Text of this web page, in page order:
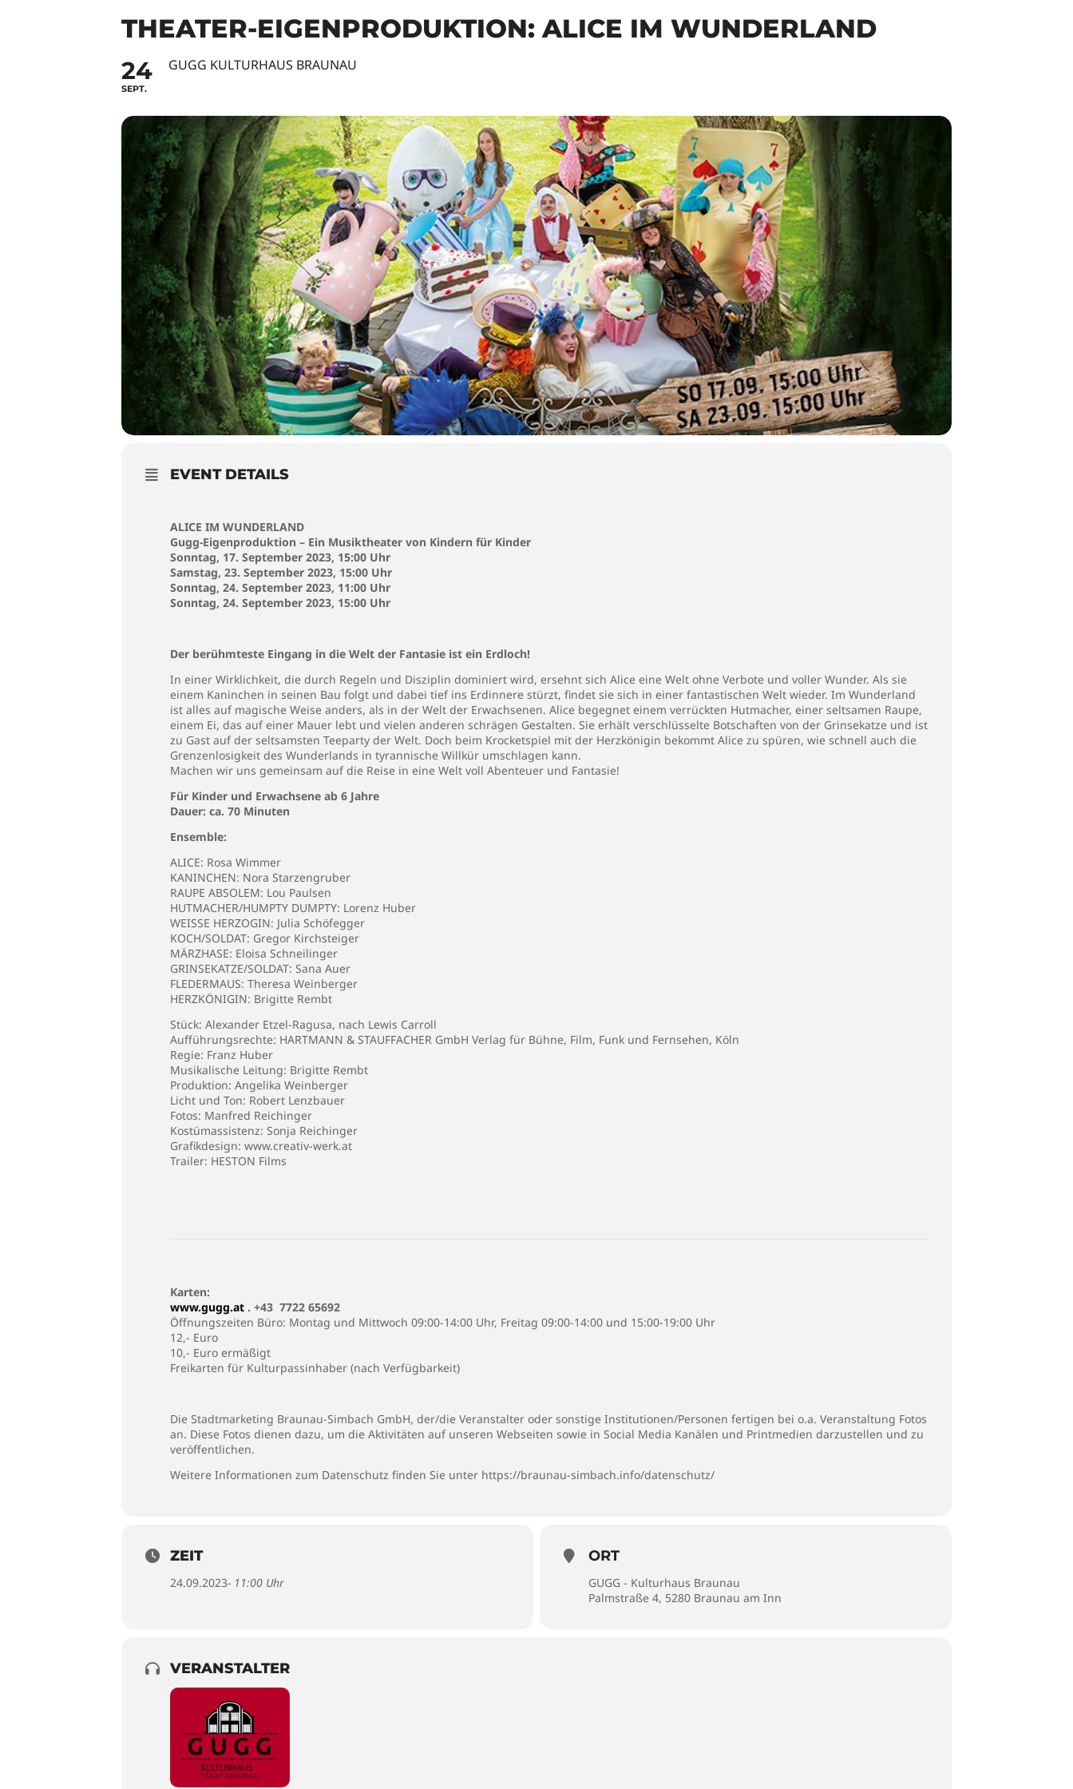
THEATER-EIGENPRODUKTION: ALICE IM WUNDERLAND
24
SEPT.
GUGG KULTURHAUS BRAUNAU
EVENT DETAILS
ALICE IM WUNDERLAND
Gugg-Eigenproduktion – Ein Musiktheater von Kindern für Kinder
Sonntag, 17. September 2023, 15:00 Uhr
Samstag, 23. September 2023, 15:00 Uhr
Sonntag, 24. September 2023, 11:00 Uhr
Sonntag, 24. September 2023, 15:00 Uhr
Der berühmteste Eingang in die Welt der Fantasie ist ein Erdloch!
In einer Wirklichkeit, die durch Regeln und Disziplin dominiert wird, ersehnt sich Alice eine Welt ohne Verbote und voller Wunder. Als sie
einem Kaninchen in seinen Bau folgt und dabei tief ins Erdinnere stürzt, findet sie sich in einer fantastischen Welt wieder. Im Wunderland
ist alles auf magische Weise anders, als in der Welt der Erwachsenen. Alice begegnet einem verrückten Hutmacher, einer seltsamen Raupe,
einem Ei, das auf einer Mauer lebt und vielen anderen schrägen Gestalten. Sie erhält verschlüsselte Botschaften von der Grinsekatze und ist
zu Gast auf der seltsamsten Teeparty der Welt. Doch beim Krocketspiel mit der Herzkönigin bekommt Alice zu spüren, wie schnell auch die
Grenzenlosigkeit des Wunderlands in tyrannische Willkür umschlagen kann.
Machen wir uns gemeinsam auf die Reise in eine Welt voll Abenteuer und Fantasie!
Für Kinder und Erwachsene ab 6 Jahre
Dauer: ca. 70 Minuten
Ensemble:
ALICE: Rosa Wimmer
KANINCHEN: Nora Starzengruber
RAUPE ABSOLEM: Lou Paulsen
HUTMACHER/HUMPTY DUMPTY: Lorenz Huber
WEISSE HERZOGIN: Julia Schöfegger
KOCH/SOLDAT: Gregor Kirchsteiger
MÄRZHASE: Eloisa Schneilinger
GRINSEKATZE/SOLDAT: Sana Auer
FLEDERMAUS: Theresa Weinberger
HERZKÖNIGIN: Brigitte Rembt
Stück: Alexander Etzel-Ragusa, nach Lewis Carroll
Aufführungsrechte: HARTMANN & STAUFFACHER GmbH Verlag für Bühne, Film, Funk und Fernsehen, Köln
Regie: Franz Huber
Musikalische Leitung: Brigitte Rembt
Produktion: Angelika Weinberger
Licht und Ton: Robert Lenzbauer
Fotos: Manfred Reichinger
Kostümassistenz: Sonja Reichinger
Grafikdesign: www.creativ-werk.at
Trailer: HESTON Films
Karten:
www.gugg.at . +43 7722 65692
Öffnungszeiten Büro: Montag und Mittwoch 09:00-14:00 Uhr, Freitag 09:00-14:00 und 15:00-19:00 Uhr
12,- Euro
10,- Euro ermäßigt
Freikarten für Kulturpassinhaber (nach Verfügbarkeit)
Die Stadtmarketing Braunau-Simbach GmbH, der/die Veranstalter oder sonstige Institutionen/Personen fertigen bei o.a. Veranstaltung Fotos
an. Diese Fotos dienen dazu, um die Aktivitäten auf unseren Webseiten sowie in Social Media Kanälen und Printmedien darzustellen und zu
veröffentlichen.
Weitere Informationen zum Datenschutz finden Sie unter https://braunau-simbach.info/datenschutz/
ZEIT
24.09.2023- 11:00 Uhr
ORT
GUGG - Kulturhaus Braunau
Palmstraße 4, 5280 Braunau am Inn
VERANSTALTER